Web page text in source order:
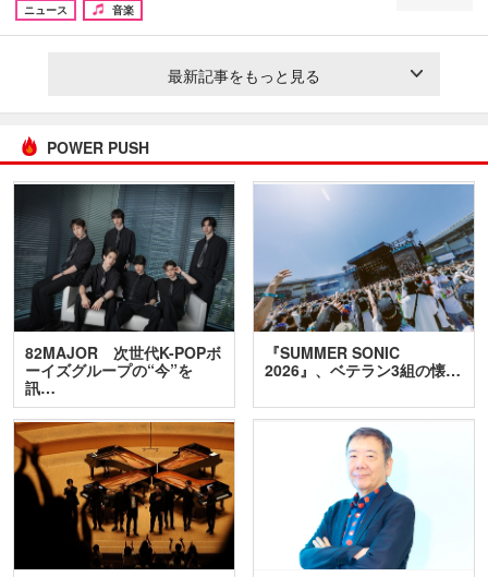
ニュース
音楽
最新記事をもっと見る
POWER PUSH
82MAJOR 次世代K-POPボ
ーイズグループの“今”を
訊…
『SUMMER SONIC
2026』、ベテラン3組の懐…